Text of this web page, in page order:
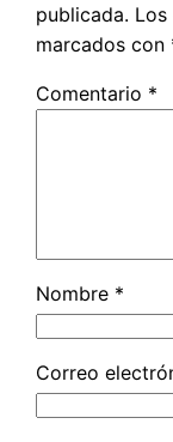
publicada.
marcados con
Comentario *
Nombre *
Correo